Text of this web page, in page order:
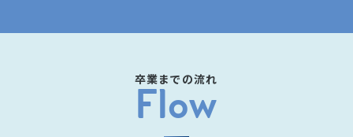
卒業までの流れ
Flow